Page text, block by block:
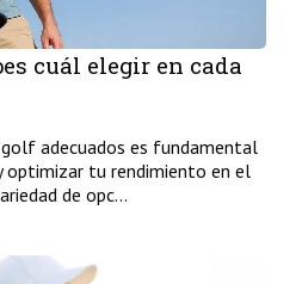
cuál elegir en cada
adecuados es fundamental
optimizar tu rendimiento en el
de opc...